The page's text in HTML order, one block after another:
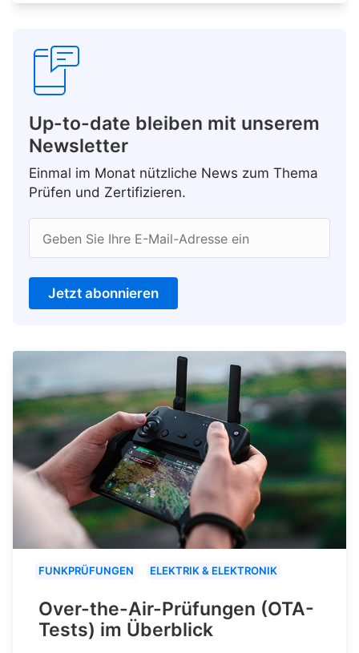
Up-to-date bleiben mit unserem
Newsletter
Einmal im Monat nützliche News zum Thema
Prüfen und Zertifizieren.
Geben Sie Ihre E-Mail-Adresse ein
Jetzt abonnieren
FUNKPRÜFUNGEN ELEKTRIK & ELEKTRONIK
Over-the-Air-Prüfungen (OTA-
Tests) im Überblick